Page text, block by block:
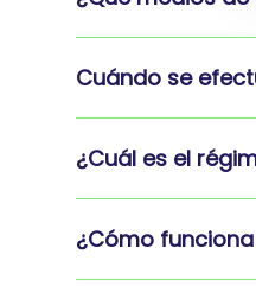
Cuándo se
¿Cuál es el
¿Cómo